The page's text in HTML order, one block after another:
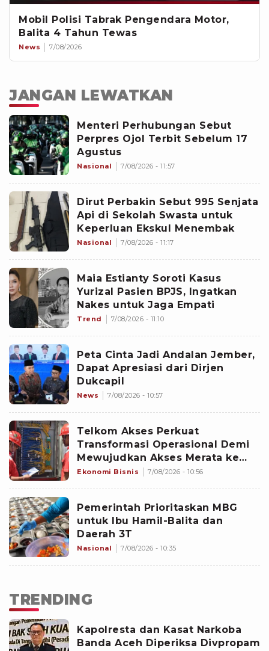
Mobil Polisi Tabrak Pengendara Motor,
Balita 4 Tahun Tewas
News 7/08/2026
JANGAN LEWATKAN
Menteri Perhubungan Sebut
Perpres Ojol Terbit Sebelum 17
Agustus
Nasional 7/08/2026 - 11:57
Dirut Perbakin Sebut 995 Senjata
Api di Sekolah Swasta untuk
Keperluan Ekskul Menembak
Nasional 7/08/2026 - 11:17
Maia Estianty Soroti Kasus
Yurizal Pasien BPJS, Ingatkan
Nakes untuk Jaga Empati
Trend 7/08/2026 - 11:10
Peta Cinta Jadi Andalan Jember,
Dapat Apresiasi dari Dirjen
Dukcapil
News 7/08/2026 - 10:57
Telkom Akses Perkuat
Transformasi Operasional Demi
Mewujudkan Akses Merata ke
Seluruh Negeri
Ekonomi Bisnis 7/08/2026 - 10:56
Pemerintah Prioritaskan MBG
untuk Ibu Hamil-Balita dan
Daerah 3T
Nasional 7/08/2026 - 10:35
TRENDING
Kapolresta dan Kasat Narkoba
Banda Aceh Diperiksa Divpropam